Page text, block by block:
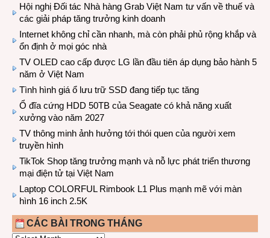
Hội nghị Đối tác Nhà hàng Grab Việt Nam tư vấn về thuế và
các giải pháp tăng trưởng kinh doanh
Internet không chỉ cần nhanh, mà còn phải phủ rộng khắp và
ổn định ở mọi góc nhà
TV OLED cao cấp được LG lần đầu tiên áp dụng bảo hành 5
năm ở Việt Nam
Tình hình giá ổ lưu trữ SSD đang tiếp tục tăng
Ổ đĩa cứng HDD 50TB của Seagate có khả năng xuất
xưởng vào năm 2027
TV thông minh ảnh hưởng tới thói quen của người xem
truyền hình
TikTok Shop tăng trưởng mạnh và nỗ lực phát triển thương
mại điện tử tại Việt Nam
Laptop COLORFUL Rimbook L1 Plus mạnh mẽ với màn
hình 16 inch 2.5K
CÁC BÀI TRONG THÁNG